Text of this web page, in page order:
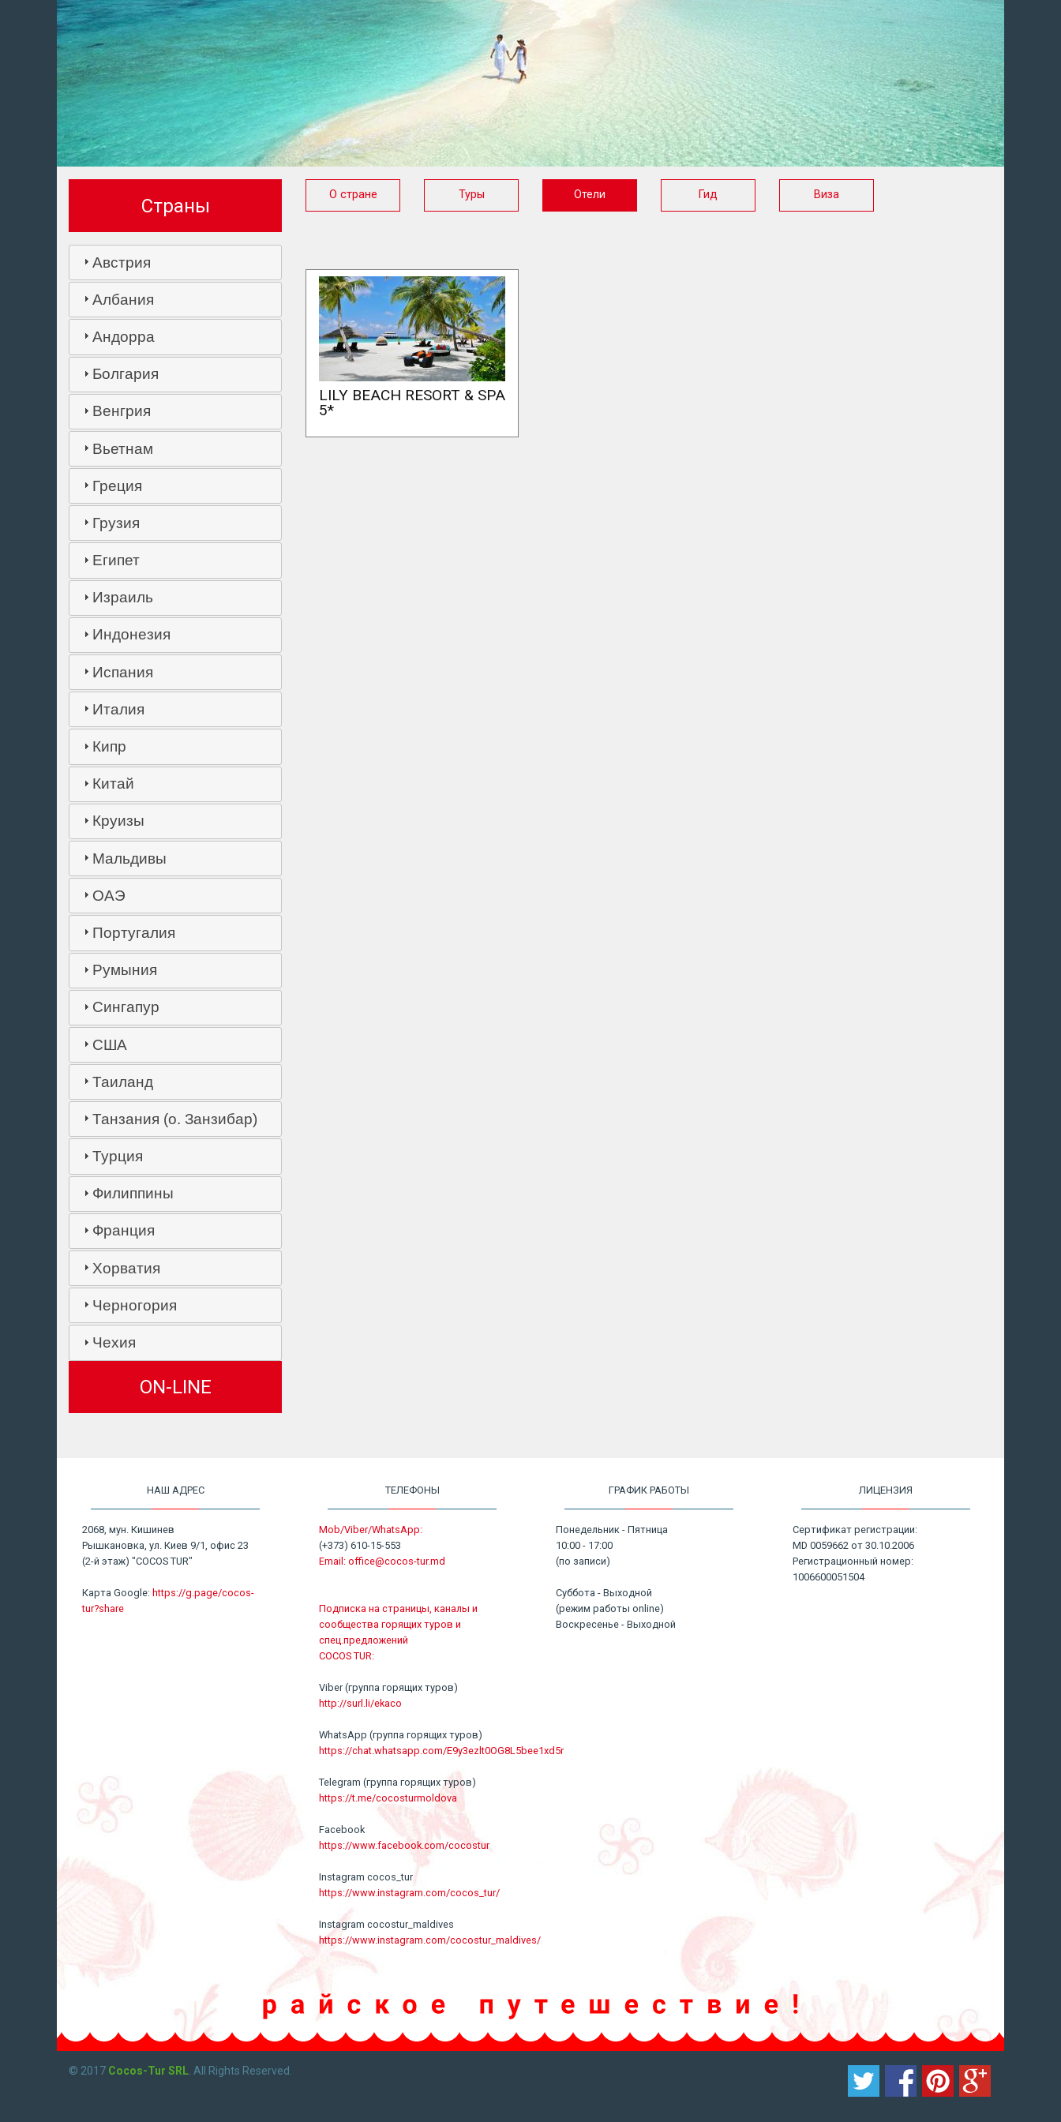
О стране Туры Отели Гид Виза
LILY BEACH RESORT & SPA
5*
Страны
Австрия
Албания
Андорра
Болгария
Венгрия
Вьетнам
Греция
Грузия
Египет
Израиль
Индонезия
Испания
Италия
Кипр
Китай
Круизы
Мальдивы
ОАЭ
Португалия
Румыния
Сингапур
США
Таиланд
Танзания (о. Занзибар)
Турция
Филиппины
Франция
Хорватия
Черногория
Чехия
ON-LINE
НАШ АДРЕС
2068, мун. Кишинев
Рышкановка, ул. Киев 9/1, офис 23
(2-й этаж) "COCOS TUR"
Карта Google: https://g.page/cocos-
tur?share
ТЕЛЕФОНЫ
Mob/Viber/WhatsApp:
(+373) 610-15-553
Email: office@cocos-tur.md
Подписка на страницы, каналы и
сообщества горящих туров и
спец.предложений
COCOS TUR:
Viber (группа горящих туров)
http://surl.li/ekaco
WhatsApp (группа горящих туров)
https://chat.whatsapp.com/E9y3ezlt0OG8L5bee1xd5r
Telegram (группа горящих туров)
https://t.me/cocosturmoldova
Facebook
https://www.facebook.com/cocostur
Instagram cocos_tur
https://www.instagram.com/cocos_tur/
Instagram cocostur_maldives
https://www.instagram.com/cocostur_maldives/
ГРАФИК РАБОТЫ
Понедельник - Пятница
10:00 - 17:00
(по записи)
Суббота - Выходной
(режим работы online)
Воскресенье - Выходной
ЛИЦЕНЗИЯ
Сертификат регистрации:
MD 0059662 от 30.10.2006
Регистрационный номер:
1006600051504
© 2017 Cocos-Tur SRL. All Rights Reserved.